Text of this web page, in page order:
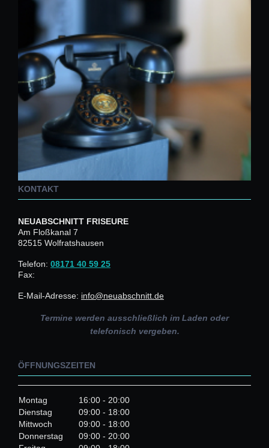
KONTAKT
NEUABSCHNITT FRISEURE
Am Floßkanal 7
82515 Wolfratshausen
Telefon: 08171 40 59 25
Fax:
E-Mail-Adresse: info@neuabschnitt.de
Termine werden ausschließlich im Laden oder
telefonisch vergeben.
ÖFFNUNGSZEITEN
Montag 16:00 - 20:00
Dienstag
09:00 - 18:00
Mittwoch
09:00 - 18:00
Donnerstag
09:00 - 20:00